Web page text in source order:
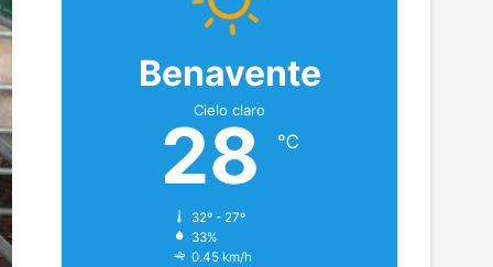
Benavente
Cielo claro
28 ℃
32º - 27º
33%
0.45 km/h